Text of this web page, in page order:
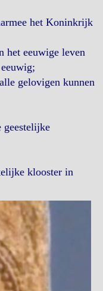
het Koninkrijk
het eeuwige leven
gelovigen kunnen
geestelijke
klooster in